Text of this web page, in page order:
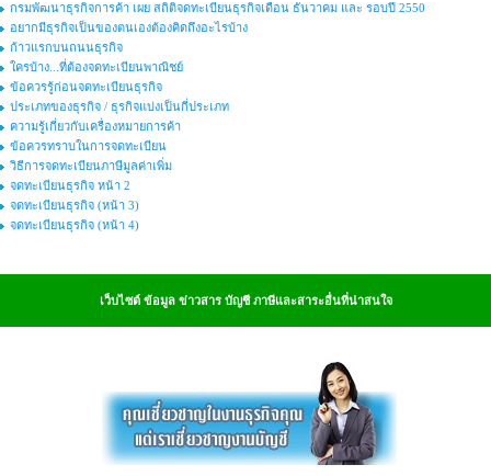
กรมพัฒนาธุรกิจการค้า เผย สถิติจดทะเบียนธุรกิจเดือน ธันวาคม และ รอบปี 2550
อยากมีธุรกิจเป็นของตนเองต้องคิดถึงอะไรบ้าง
ก้าวแรกบนถนนธุรกิจ
ใครบ้าง...ที่ต้องจดทะเบียนพาณิชย์
ข้อควรรู้ก่อนจดทะเบียนธุรกิจ
ประเภทของธุรกิจ / ธุรกิจแบ่งเป็นกี่ประเภท
ความรู้เกี่ยวกับเครื่องหมายการค้า
ข้อควรทราบในการจดทะเบียน
วิธีการจดทะเบียนภาษีมูลค่าเพิ่ม
จดทะเบียนธุรกิจ หน้า 2
จดทะเบียนธุรกิจ (หน้า 3)
จดทะเบียนธุรกิจ (หน้า 4)
เว็บไซต์ ข้อมูล ข่าวสาร บัญชี ภาษีและสาระอื่นที่น่าสนใจ